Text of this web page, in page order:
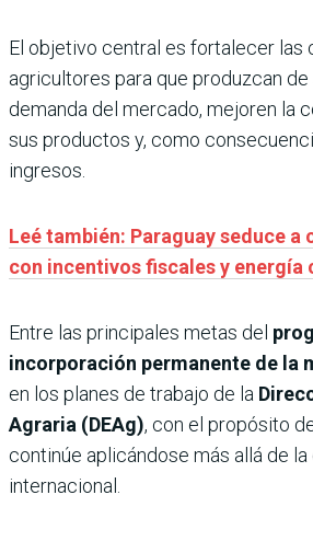
El objetivo central es fortalecer las
agricultores para que produzcan
demanda del mercado, mejoren la
sus productos y, como
ingresos.
Leé también: Paraguay seduce a
con incentivos fiscales y energía
Entre las principales metas del
incorporación permanente de la
en los planes de trabajo de la
Agraria (DEAg), con el propósito
continúe aplicándose más allá de
internacional.